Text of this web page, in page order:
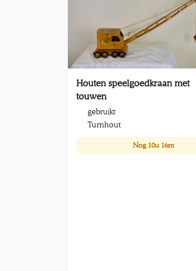
Houten speelgoedkraan met
touwen
gebruikt
Turnhout
Nog 10u 16m